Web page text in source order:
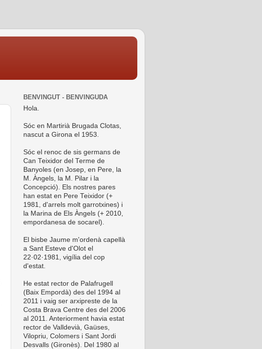
BENVINGUT - BENVINGUDA
Hola.
Sóc en Martirià Brugada Clotas,
nascut a Girona el 1953.
Sóc el renoc de sis germans de
Can Teixidor del Terme de
Banyoles (en Josep, en Pere, la
M. Àngels, la M. Pilar i la
Concepció). Els nostres pares
han estat en Pere Teixidor (+
1981, d'arrels molt garrotxines) i
la Marina de Els Àngels (+ 2010,
empordanesa de socarel).
El bisbe Jaume m'ordenà capellà
a Sant Esteve d'Olot el
22·02·1981, vigília del cop
d'estat.
He estat rector de Palafrugell
(Baix Empordà) des del 1994 al
2011 i vaig ser arxipreste de la
Costa Brava Centre des del 2006
al 2011. Anteriorment havia estat
rector de Valldevià, Gaüses,
Vilopriu, Colomers i Sant Jordi
Desvalls (Gironès). Del 1980 al